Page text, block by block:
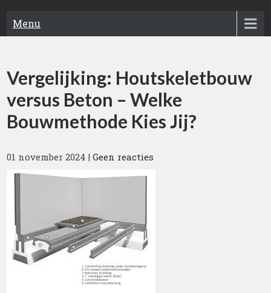
Menu
Vergelijking: Houtskeletbouw
versus Beton – Welke
Bouwmethode Kies Jij?
01 november 2024 |Geen reacties